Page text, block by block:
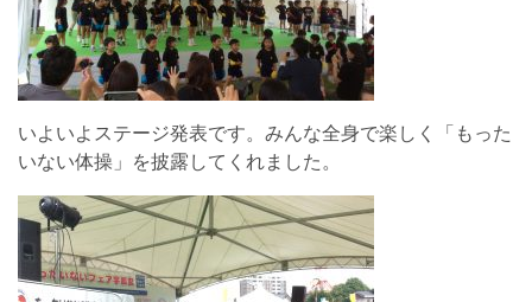
いよいよステージ発表です。みんな全身で楽しく「もった
いない体操」を披露してくれました。